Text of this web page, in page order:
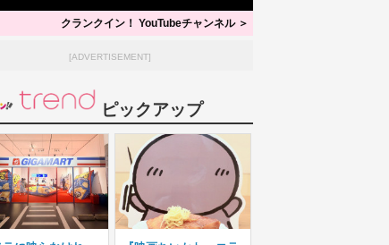
クランクイン！ YouTubeチャンネル ＞
[ADVERTISEMENT]
ピックアップ